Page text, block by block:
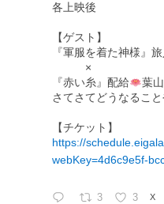
各上映後
【ゲスト】
『軍服を着た神様』旅
×
『赤い糸』配給
葉
さてさてどうなること
【チケット】
https://
webKey=4d6c9e5f-
3 3 X